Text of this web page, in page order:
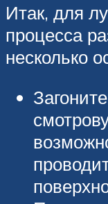
Итак, для
процесса
несколько